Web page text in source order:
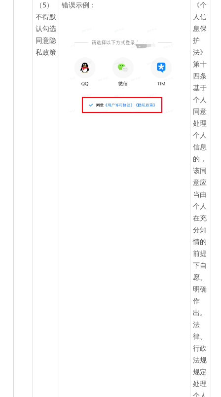
（5）
不得默
认勾选
同意隐
私政策
错误示例：
《个
人信
息保
护
法》
第十
四条
基于
个人
同意
处理
个人
信息
的，
该同
意应
当由
个人
在充
分知
情的
前提
下自
愿、
明确
作
出。
法
律、
行政
法规
规定
处理
个人